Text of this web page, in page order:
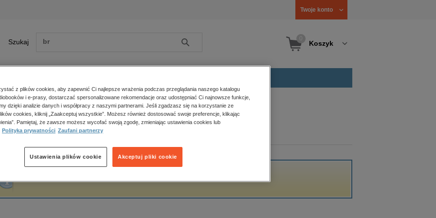
Twoje konto
Szukaj Szukaj Koszyk
Zobacz wszystkie E-prasa
polityka, społeczno-informacyjne
psychologiczne
popularno-naukowe
historia
główna Kamila Naumowicz
Naumowicz
z plików cookies, aby zapewnić Ci najlepsze wrażenia podczas przeglądania naszego katalogu
i e-prasy, dostarczać spersonalizowane rekomendacje oraz udostępniać Ci najnowsze funkcje,
dzięki analizie danych i współpracy z naszymi partnerami. Jeśli zgadzasz się na korzystanie ze
cookies, kliknij „Zaakceptuj wszystkie”. Możesz również dostosować swoje preferencje, klikając
Pamiętaj, że zawsze możesz wycofać swoją zgodę, zmieniając ustawienia cookies lub
Polityka prywatności Zaufani partnerzy
Akceptuj pliki cookie
Ustawienia plików cookie